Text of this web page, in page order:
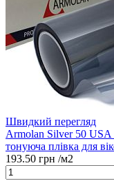
Швидкий перегляд
Armolan Silver 50
тонуюча плівка для
193.50 грн /м2